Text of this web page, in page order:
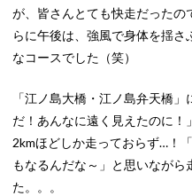
が、皆さんとても快走だったの
らに午後は、強風で身体を揺
なコースでした（笑）
「江ノ島大橋・江ノ島弁天橋
だ！あんなに遠く見えたのに
2kmほどしか走っておらず…！
もなるんだな～」と思いなが
た。。。